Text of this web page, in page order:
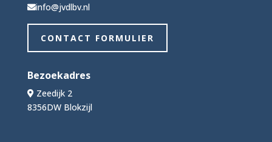
info@jvdlbv.nl
CONTACT FORMULIER
Bezoekadres
Zeedijk 2
8356DW Blokzijl